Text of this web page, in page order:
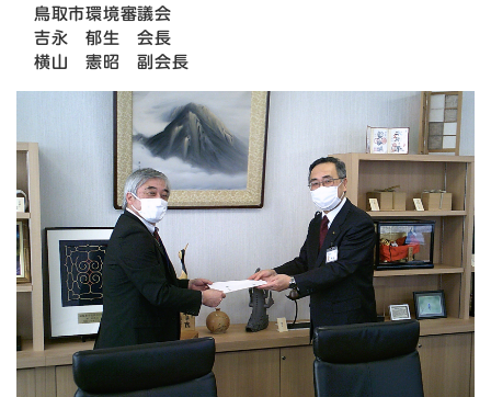
鳥取市環境審議会
吉永 郁生 会長
横山 憲昭 副会長